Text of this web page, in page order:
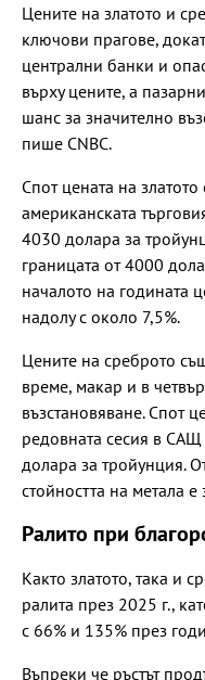
Цените на златото и
ключови прагове,
централни банки и
върху цените, а
шанс за значително
пише CNBC.
Спот цената на
американската
4030 долара за
границата от 4000
началото на годината
надолу с около 7,5%.
Цените на среброто
време, макар и в
възстановяване. Спот
редовната сесия в САЩ
долара за тройунция.
стойността на метала
Ралито при
Както златото, така и
ралита през 2025 г.,
с 66% и 135% през
Въпреки че ръстът